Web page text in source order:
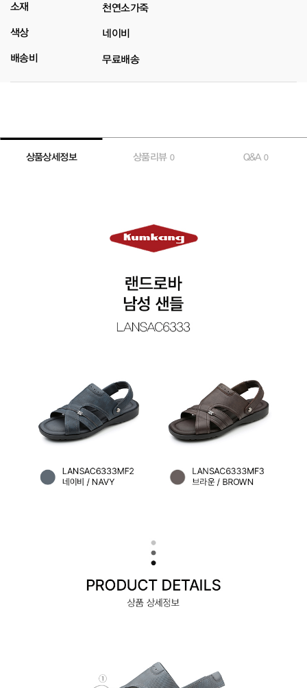
소재 천연소가죽
색상 네이비
배송비 무료배송
상품상세정보 상품리뷰 0 Q&A0